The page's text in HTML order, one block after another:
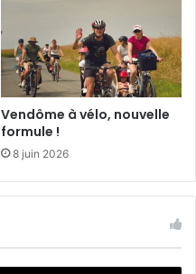
Vendôme à vélo, nouvelle
formule !
8 juin 2026